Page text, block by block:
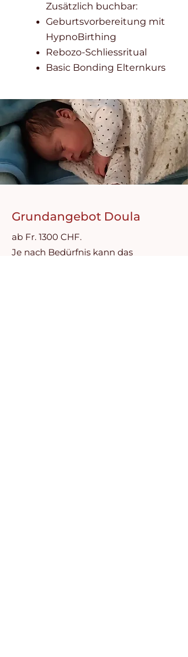
Zusätzlich buchbar:
Geburtsvorbereitung mit
HypnoBirthing
Rebozo-Schliessritual
Basic Bonding Elternkurs
Grundangebot Doula
ab Fr. 1300 CHF.
Je nach Bedürfnis kann das